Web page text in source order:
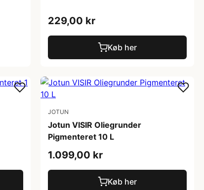
229,00 kr
Køb her
JOTUN
Jotun VISIR Oliegrunder
Pigmenteret 10 L
1.099,00 kr
Køb her